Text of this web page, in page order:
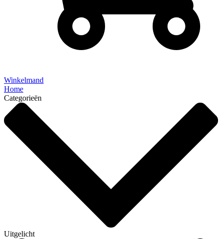
Winkelmand
Home
Categorieën
Uitgelicht